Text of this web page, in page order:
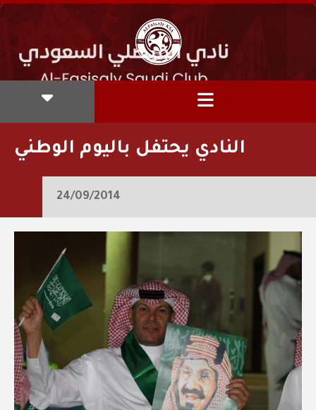
النادي يحتفل باليوم الوطني
24/09/2014